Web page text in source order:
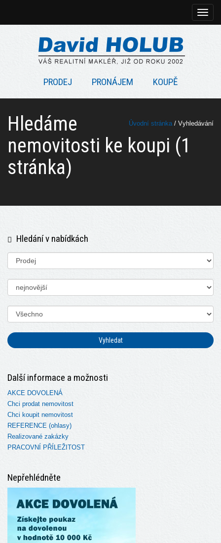
PRODEJ PRONÁJEM KOUPĚ
Úvodní stránka / Vyhledávání
Hledáme
nemovitosti ke koupi (1
stránka)
Hledání v nabídkách
Vyhledat
Další informace a možnosti
AKCE DOVOLENÁ
Chci prodat nemovitost
Chci koupit nemovitost
REFERENCE (ohlasy)
Realizované zakázky
PRACOVNÍ PŘÍLEŽITOST
Nepřehlédněte